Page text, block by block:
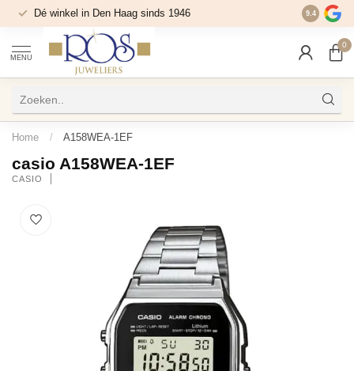
Dé winkel in Den Haag sinds 1946 9.4
MENU
0
Home / A158WEA-1EF
casio A158WEA-1EF
CASIO